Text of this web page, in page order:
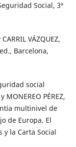
Social, 3ª
VÁZQUEZ,
Barcelona,
social
MONEREO PÉREZ,
multinivel de
de Europa. El
y la Carta Social